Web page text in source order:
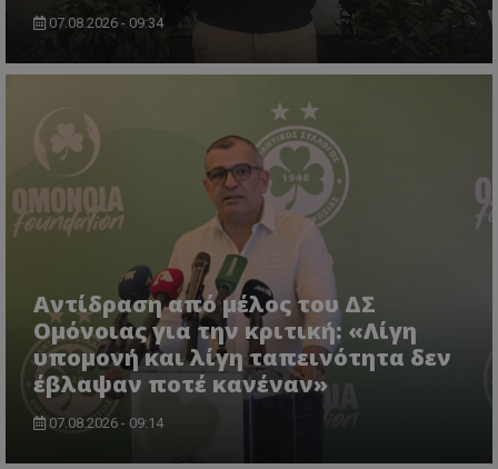
07.08.2026 - 09:34
Αντίδραση από μέλος του ΔΣ
Ομόνοιας για την κριτική: «Λίγη
υπομονή και λίγη ταπεινότητα δεν
έβλαψαν ποτέ κανέναν»
07.08.2026 - 09:14